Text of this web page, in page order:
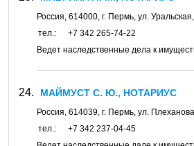
Россия, 614000, г. Пермь, ул.
тел.:
+7 342 265-74-22
Ведет наследственные дела к
МАЙМУСТ С. Ю., НОТАРИУС
Россия, 614039, г. Пермь, ул.
тел.:
+7 342 237-04-45